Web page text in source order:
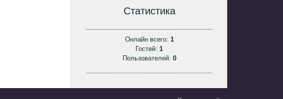
Статистика
Онлайн всего: 1
Гостей:1
Пользователей: 0